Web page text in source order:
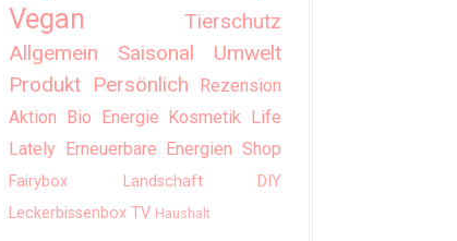
Vegan
Tierschutz
Allgemein
Saisonal
Umwelt
Produkt Persönlich
Rezension
Aktion Bio Energie Kosmetik Life
Lately Erneuerbare Energien Shop
Fairybox Landschaft
DIY
Leckerbissenbox TV Haushalt